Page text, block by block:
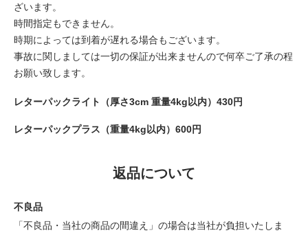
ざいます。
時間指定もできません。
時期によっては到着が遅れる場合もございます。
事故に関しましては一切の保証が出来ませんので何卒ご了承の程
お願い致します。
レターパックライト（厚さ3cm 重量4kg以内）430円
レターパックプラス（重量4kg以内）600円
返品について
不良品
「不良品・当社の商品の間違え」の場合は当社が負担いたしま